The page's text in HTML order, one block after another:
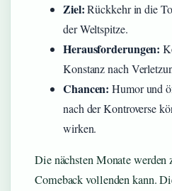
Ziel:Rückkehr in die
der Weltspitze.
Herausforderungen:
Konstanz nach
Chancen: Humor und
nach der Kontroverse
wirken.
Die nächsten Monate werden
Comeback vollenden kann.